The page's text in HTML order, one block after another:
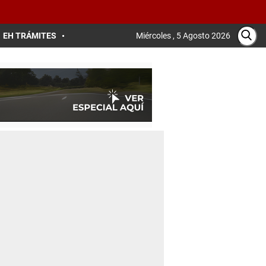
EH TRÁMITES Miércoles , 5 Agosto 2026